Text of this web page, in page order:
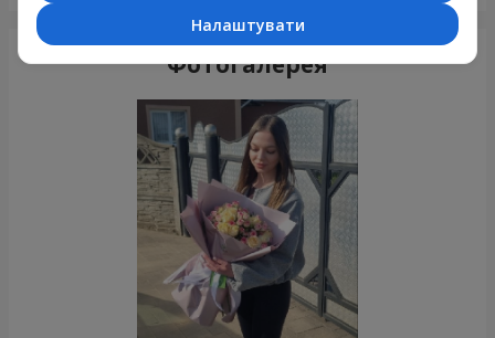
Фотогалерея
Налаштувати